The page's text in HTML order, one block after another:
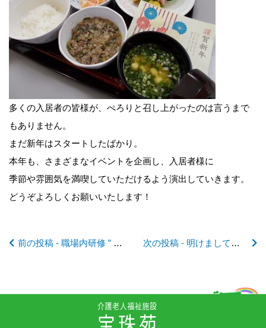
多くの入居者の皆様が、ぺろりと召し上がったのは言うまで
もありません。
まだ新年はスタートしたばかり。
本年も、さまざまなイベントを企画し、入居者様に
季節や雰囲気を満喫していただけるよう演出していきます。
どうぞよろしくお願いいたします！
前
後
の
記
へ
前の投稿 - 職場内研修 ” 感染予防 ” について学ぶ 次の投稿 - 明けましておめでとうございます！ ～特養から